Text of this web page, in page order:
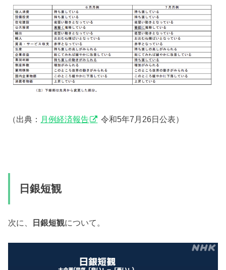
（出典： 月例経済報告 令和5年7月26日公表）
日銀短観
次に、 日銀短観について。